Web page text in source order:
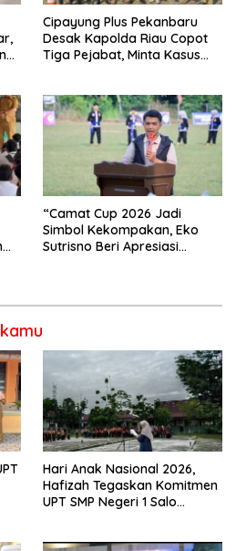
Cipayung Plus Pekanbaru
Desak Kapolda Riau Copot
Tiga Pejabat, Minta Kasus
“Camat Cup 2026 Jadi
Simbol Kekompakan, Eko
Sutrisno Beri Apresiasi
Hari Anak Nasional 2026,
Hafizah Tegaskan Komitmen
UPT SMP Negeri 1 Salo